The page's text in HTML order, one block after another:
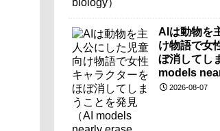
AIは動物を
け物語で女
ぼ消してし
models
characters
2026-08-07